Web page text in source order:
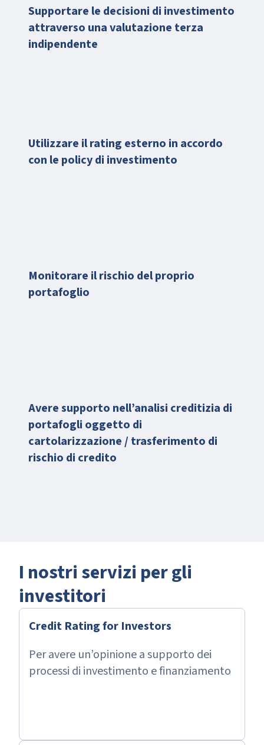
Supportare le decisioni di investimento
attraverso una valutazione terza
indipendente
Utilizzare il rating esterno in accordo
con le policy di investimento
Monitorare il rischio del proprio
portafoglio
Avere supporto nell’analisi creditizia di
portafogli oggetto di
cartolarizzazione / trasferimento di
rischio di credito
I nostri servizi per gli
investitori
Credit Rating for Investors
Per avere un’opinione a supporto dei
processi di investimento e finanziamento